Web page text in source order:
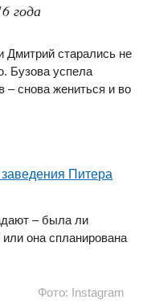
года
Дмитрий старались не
Бузова успела
– снова жениться и во
Питера
– была ли
она спланирована
Фото: Instagram